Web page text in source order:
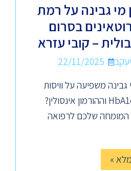
גבינה על רמת
בסרום
– קובי עזרא
22/11/2025
משפיעה על וויסות
רמת הסוכר בדם – HbA1c וההורמון אינסולין?
המומחה שלכם לרפואה
»